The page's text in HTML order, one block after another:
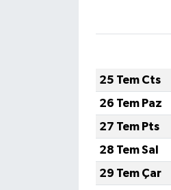
25 Tem Cts
26 Tem Paz
27 Tem Pts
28 Tem Sal
29 Tem Çar